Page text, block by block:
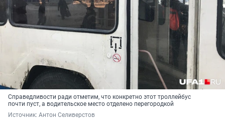
Справедливости ради отметим, что конкретно этот троллейбус
почти пуст, а водительское место отделено перегородкой
Источник: Антон Селиверстов